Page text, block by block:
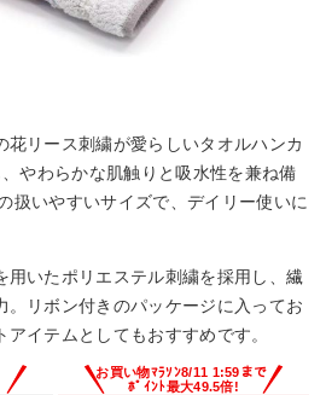
花リース刺繍が愛らしいタオルハンカ
やわらかな肌触りと吸水性を兼ね備
扱いやすいサイズで、デイリー使いに
用いたポリエステル刺繍を採用し、繊
。リボン付きのパッケージに入ってお
イテムとしてもおすすめです。